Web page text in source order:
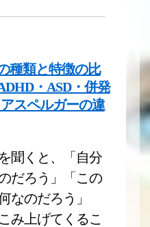
種類と特徴の比
・ASD・併発
スペルガーの違
聞くと、「自分
だろう」「この
なのだろう」
み上げてくるこ